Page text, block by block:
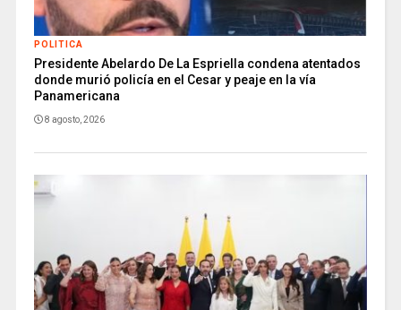
POLITICA
Presidente Abelardo De La Espriella condena atentados
donde murió policía en el Cesar y peaje en la vía
Panamericana
8 agosto, 2026